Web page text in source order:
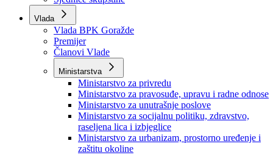
Stručna služba skupštine
Nadležnosti
Sjednice skupštine
Vlada
Vlada BPK Goražde
Premijer
Članovi Vlade
Ministarstva
Ministarstvo za privredu
Ministarstvo za pravosuđe, upravu i radne odnose
Ministarstvo za unutrašnje poslove
Ministarstvo za socijalnu politiku, zdravstvo,